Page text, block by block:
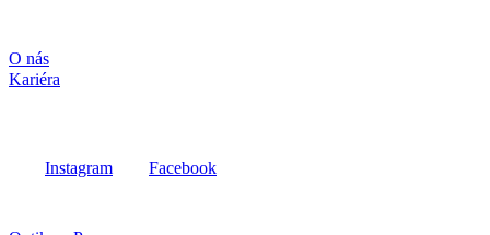
O nás
Kariéra
Instagram Facebook